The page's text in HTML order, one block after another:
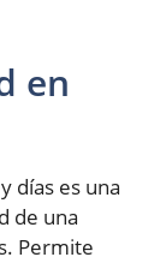
en
días es una
de una
Permite